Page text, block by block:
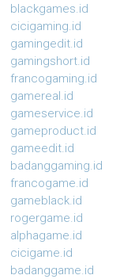
blackgames.id
cicigaming.id
gamingedit.id
gamingshort.id
francogaming.id
gamereal.id
gameservice.id
gameproduct.id
gameedit.id
badanggaming.id
francogame.id
gameblack.id
rogergame.id
alphagame.id
cicigame.id
badanggame.id